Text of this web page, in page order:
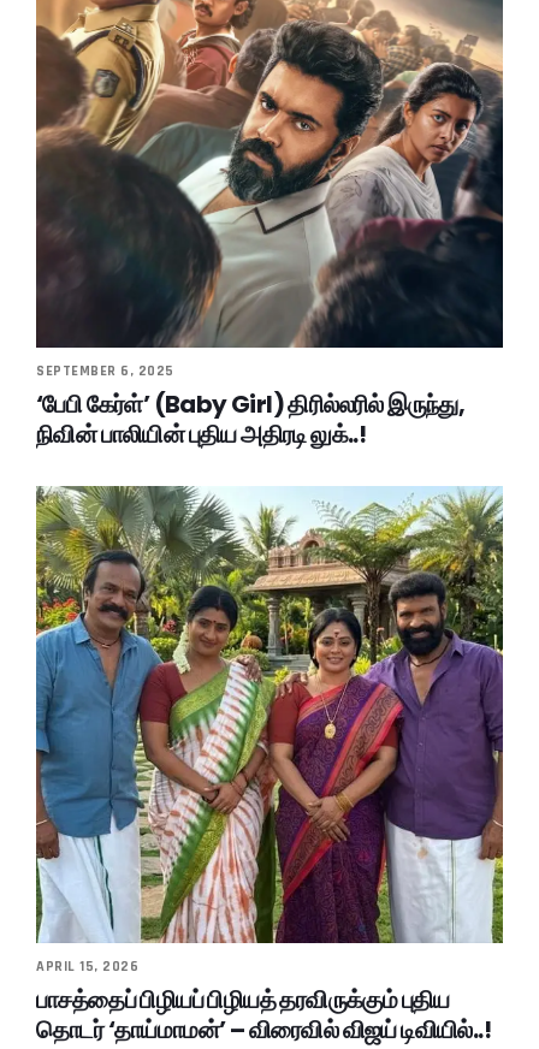
SEPTEMBER 6, 2025
‘பேபி கேர்ள்’ (Baby Girl) திரில்லரில் இருந்து,
நிவின் பாலியின் புதிய அதிரடி லுக்..!
APRIL 15, 2026
பாசத்தைப் பிழியப் பிழியத் தரவிருக்கும் புதிய
தொடர் ‘தாய்மாமன்’ – விரைவில் விஜய் டிவியில்..!